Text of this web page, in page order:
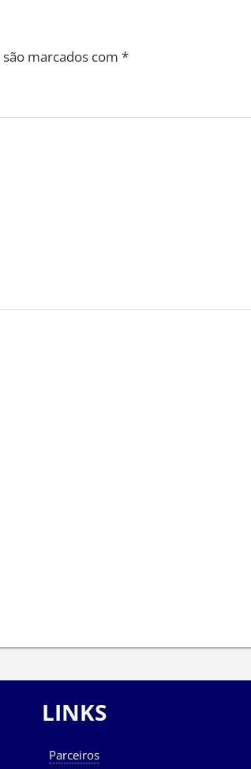
marcados com *
LINKS
Parceiros